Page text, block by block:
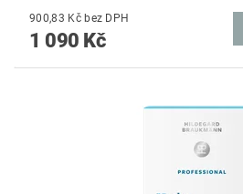
900,83 Kč bez DPH
1 090 Kč